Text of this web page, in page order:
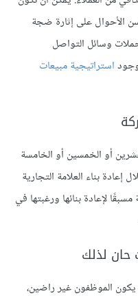
الأحوال على إثارة ضجة
وسائل التواصل
استراتيجية مبيعات
أو الخمسين أو الخامسة
بناء العلامة التجارية
لإعادة بنائها ورغبتها في
حان لذلك
الموظفون غير راضين،